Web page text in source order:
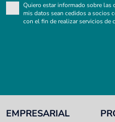
Quiero estar informado sobre las
mis datos sean cedidos a socios
con el fin de realizar servicios de
EMPRESARIAL